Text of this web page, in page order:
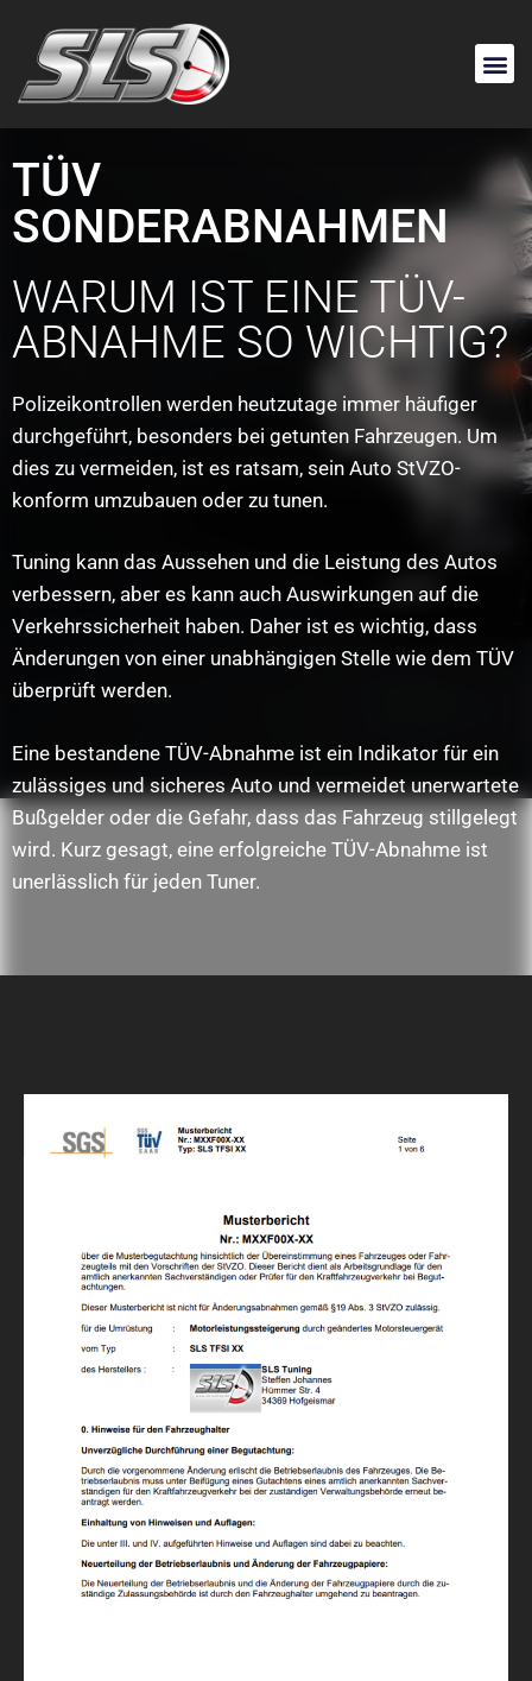
TÜV
SONDERABNAHMEN
WARUM IST EINE TÜV-
ABNAHME SO WICHTIG?
Polizeikontrollen werden heutzutage immer häufiger
durchgeführt, besonders bei getunten Fahrzeugen. Um
dies zu vermeiden, ist es ratsam, sein Auto StVZO-
konform umzubauen oder zu tunen.
Tuning kann das Aussehen und die Leistung des Autos
verbessern, aber es kann auch Auswirkungen auf die
Verkehrssicherheit haben. Daher ist es wichtig, dass
Änderungen von einer unabhängigen Stelle wie dem TÜV
überprüft werden.
Eine bestandene TÜV-Abnahme ist ein Indikator für ein
zulässiges und sicheres Auto und vermeidet unerwartete
Bußgelder oder die Gefahr, dass das Fahrzeug stillgelegt
wird. Kurz gesagt, eine erfolgreiche TÜV-Abnahme ist
unerlässlich für jeden Tuner.